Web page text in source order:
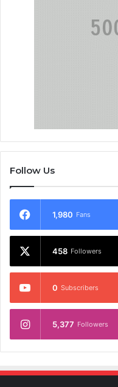
Follow Us
1,980 Fans
458 Followers
0 Subscribers
5,377 Followers